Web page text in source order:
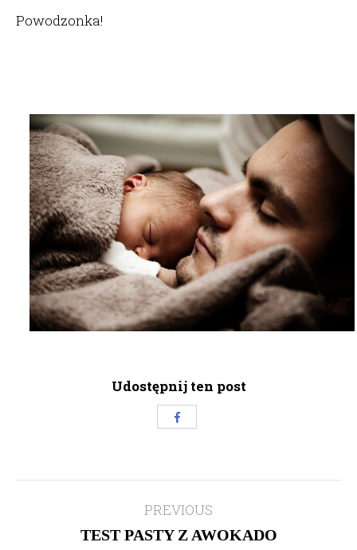
Powodzonka!
Udostępnij ten post
Share
navigation
PREVIOUS
Previous
TEST PASTY Z AWOKADO